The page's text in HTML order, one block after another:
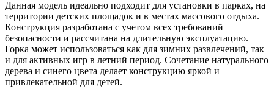
Данная модель идеально подходит для установки в парках, на
территории детских площадок и в местах массового отдыха.
Конструкция разработана с учетом всех требований
безопасности и рассчитана на длительную эксплуатацию.
Горка может использоваться как для зимних развлечений, так
и для активных игр в летний период. Сочетание натурального
дерева и синего цвета делает конструкцию яркой и
привлекательной для детей.